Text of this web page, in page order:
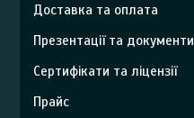
Доставка та оплата
Презентації та документи
Сертифікати та ліцензії
Прайс